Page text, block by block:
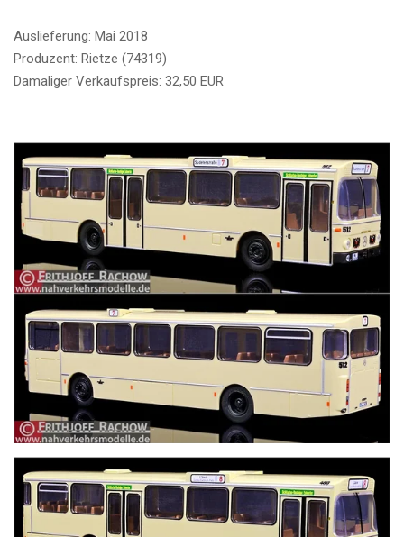
Auslieferung: Mai 2018
Produzent: Rietze (74319)
Damaliger Verkaufspreis: 32,50 EUR